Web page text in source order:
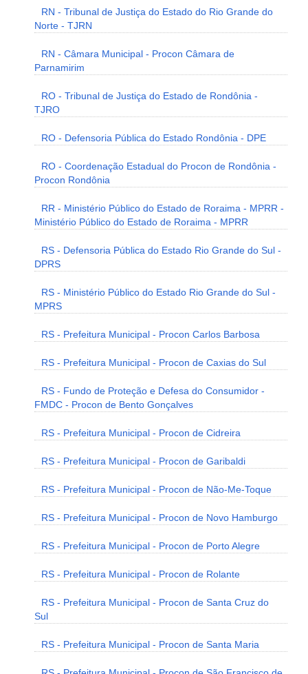
RN - Tribunal de Justiça do Estado do Rio Grande do
Norte - TJRN
RN - Câmara Municipal - Procon Câmara de
Parnamirim
RO - Tribunal de Justiça do Estado de Rondônia -
TJRO
RO - Defensoria Pública do Estado Rondônia - DPE
RO - Coordenação Estadual do Procon de Rondônia -
Procon Rondônia
RR - Ministério Público do Estado de Roraima - MPRR -
Ministério Público do Estado de Roraima - MPRR
RS - Defensoria Pública do Estado Rio Grande do Sul -
DPRS
RS - Ministério Público do Estado Rio Grande do Sul -
MPRS
RS - Prefeitura Municipal - Procon Carlos Barbosa
RS - Prefeitura Municipal - Procon de Caxias do Sul
RS - Fundo de Proteção e Defesa do Consumidor -
FMDC - Procon de Bento Gonçalves
RS - Prefeitura Municipal - Procon de Cidreira
RS - Prefeitura Municipal - Procon de Garibaldi
RS - Prefeitura Municipal - Procon de Não-Me-Toque
RS - Prefeitura Municipal - Procon de Novo Hamburgo
RS - Prefeitura Municipal - Procon de Porto Alegre
RS - Prefeitura Municipal - Procon de Rolante
RS - Prefeitura Municipal - Procon de Santa Cruz do
Sul
RS - Prefeitura Municipal - Procon de Santa Maria